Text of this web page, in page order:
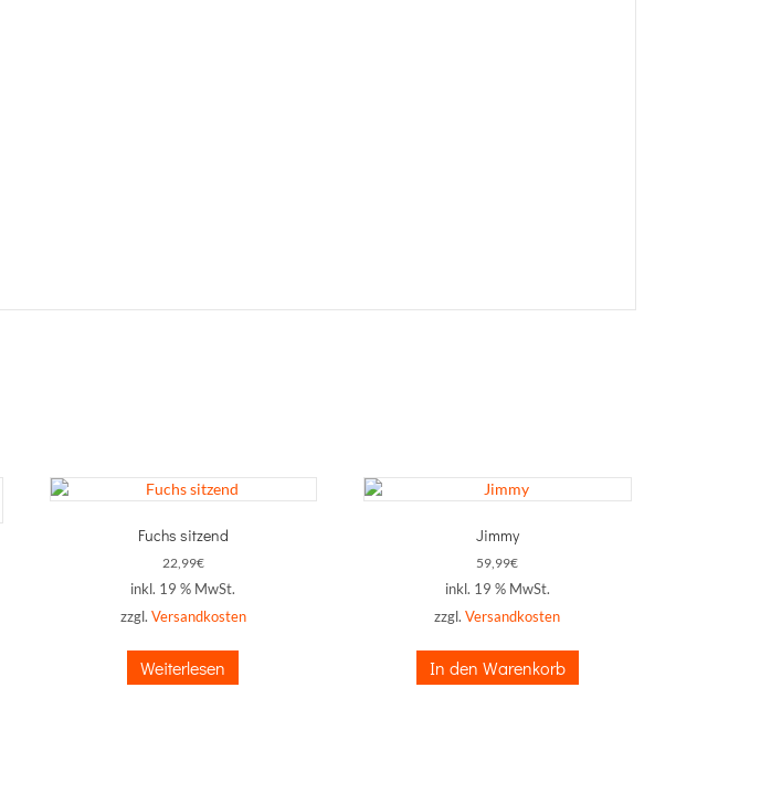
Fuchs sitzend
22,99€
inkl. 19 % MwSt.
zzgl. Versandkosten
Weiterlesen
Jimmy
59,99€
inkl. 19 % MwSt.
zzgl.Versandkosten
In den Warenkorb